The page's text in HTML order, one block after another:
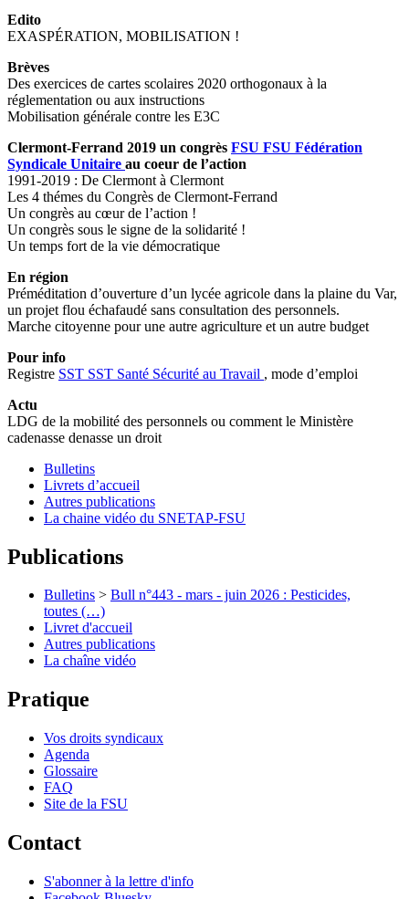
Edito
EXASPÉRATION, MOBILISATION !
Brèves
Des exercices de cartes scolaires 2020 orthogonaux à la
réglementation ou aux instructions
Mobilisation générale contre les E3C
Clermont-Ferrand 2019 un congrès FSU FSU Fédération
Syndicale Unitaire au coeur de l’action
1991-2019 : De Clermont à Clermont
Les 4 thémes du Congrès de Clermont-Ferrand
Un congrès au cœur de l’action !
Un congrès sous le signe de la solidarité !
Un temps fort de la vie démocratique
En région
Préméditation d’ouverture d’un lycée agricole dans la plaine du Var,
un projet flou échafaudé sans consultation des personnels.
Marche citoyenne pour une autre agriculture et un autre budget
Pour info
Registre SST SST Santé Sécurité au Travail , mode d’emploi
Actu
LDG de la mobilité des personnels ou comment le Ministère
cadenasse denasse un droit
Bulletins
Livrets d’accueil
Autres publications
La chaine vidéo du SNETAP-FSU
Publications
Bulletins > Bull n°443 - mars - juin 2026 : Pesticides,
toutes (…)
Livret d'accueil
Autres publications
La chaîne vidéo
Pratique
Vos droits syndicaux
Agenda
Glossaire
FAQ
Site de la FSU
Contact
S'abonner à la lettre d'info